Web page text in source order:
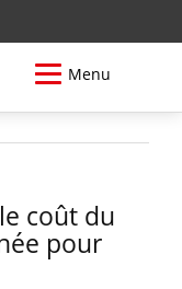
Menu
coût du
pour